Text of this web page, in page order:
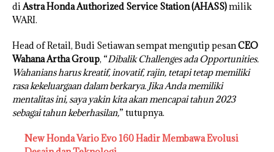
diAstra Honda Authorized Service Station (AHASS)milik
WARI.
Head of Retail, Budi Setiawan sempat mengutip pesanCEO
Wahana Artha Group, “Dibalik Challenges ada Opportunities.
Wahanians harus kreatif, inovatif, rajin, tetapi tetap memiliki
rasa kekeluargaan dalam berkarya. Jika Anda memiliki
mentalitas ini, saya yakin kita akan mencapai tahun 2023
sebagai tahun keberhasilan,” tutupnya.
New Honda Vario Evo 160 Hadir Membawa Evolusi